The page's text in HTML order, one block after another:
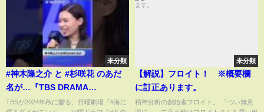
未分類
#神木隆之介 と #杉咲花 のあだ
名が…『TBS DRAMA
COLLECTION 2024
TBSが2024年秋に贈る、日曜劇場『#海に
未分類
【解説】フロイト！ ※概要欄
に訂正あります。
精神分析の創始者フロイト。 「つい無意